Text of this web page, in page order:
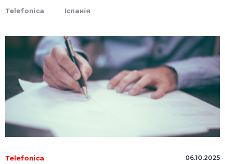
Telefonica Іспанія
Telefonica 06.10.2025